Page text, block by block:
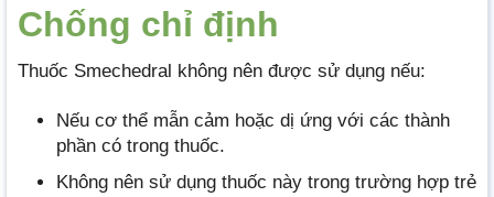
Chống chỉ định
Thuốc Smechedral không nên được sử dụng nếu:
Nếu cơ thể mẫn cảm hoặc dị ứng với các thành
phần có trong thuốc.
Không nên sử dụng thuốc này trong trường hợp trẻ